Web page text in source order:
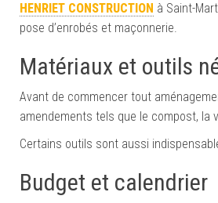
HENRIET CONSTRUCTION à Saint-
pose d’enrobés et maçonnerie.
Matériaux et outils
Avant de commencer tout
amendements tels que le compost, la
Certains outils sont aussi
Budget et calendrier